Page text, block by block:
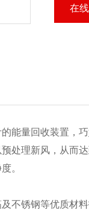
在
能量回收装置，
处理新风，从而
。
不锈钢等优质材